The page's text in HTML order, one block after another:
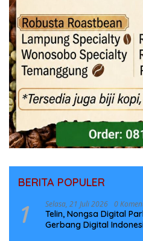
BERITA POPULER
1 Selasa, 21 Juli 2026 0
Telin, Nongsa Digital
Gerbang Digital